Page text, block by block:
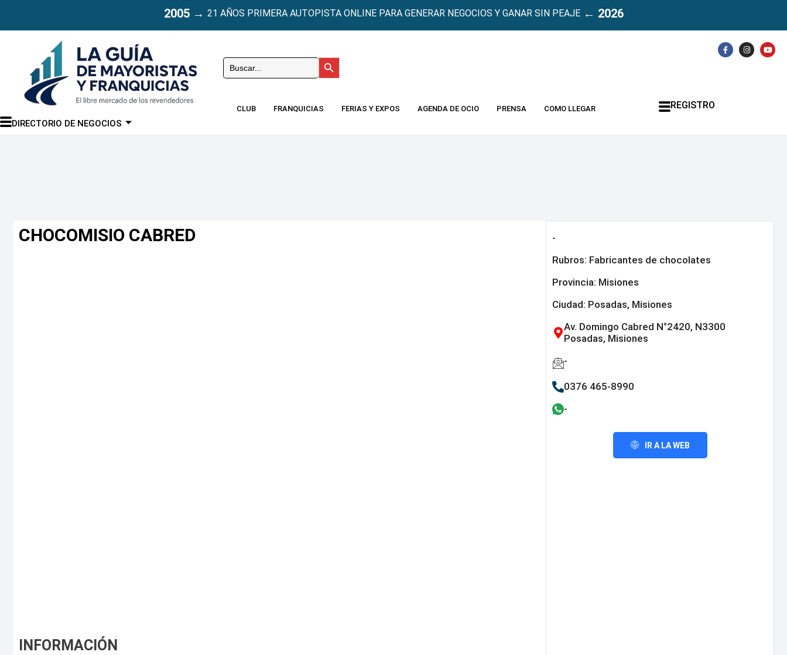
2005→ 21 AÑOS PRIMERA AUTOPISTA ONLINE PARA GENERAR NEGOCIOS Y GANAR SIN PEAJE← 2026
DIRECTORIO DE NEGOCIOS
Buscar: Botón de búsqueda
CLUB FRANQUICIAS FERIAS Y EXPOS AGENDA DE OCIO PRENSA COMO LLEGAR REGISTRO
CHOCOMISIO CABRED
INFORMACIÓN
-
Rubros: Fabricantes de chocolates
Provincia: Misiones
Ciudad: Posadas, Misiones
Av. Domingo Cabred N°2420, N3300
Posadas, Misiones
-
0376 465-8990
-
IR A LA WEB